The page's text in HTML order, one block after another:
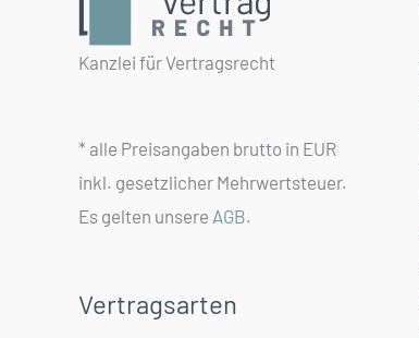
Kanzlei für Vertragsrecht
* alle Preisangaben brutto in EUR
inkl. gesetzlicher Mehrwertsteuer.
Es gelten unsere AGB.
Vertragsarten